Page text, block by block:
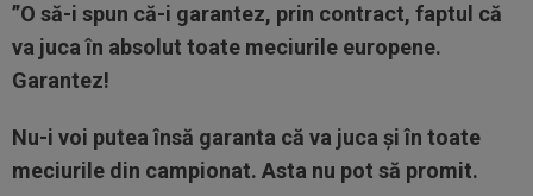
”O să-i spun că-i garantez, prin contract, faptul că
va juca în absolut toate meciurile europene.
Garantez!
Nu-i voi putea însă garanta că va juca și în toate
meciurile din campionat. Asta nu pot să promit.